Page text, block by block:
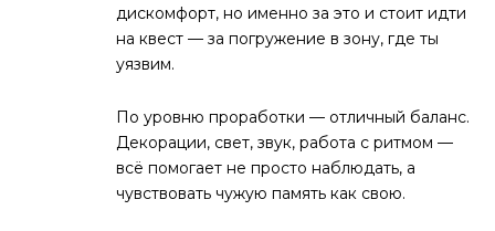
дискомфорт, но именно за это и стоит идти
на квест — за погружение в зону, где ты
уязвим.
По уровню проработки — отличный баланс.
Декорации, свет, звук, работа с ритмом —
всё помогает не просто наблюдать, а
чувствовать чужую память как свою.